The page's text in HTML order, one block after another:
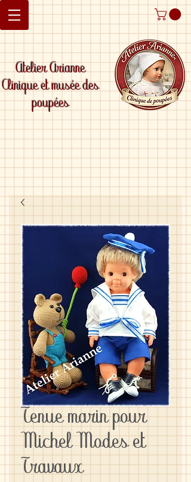
Atelier Arianne
Clinique et musée des
poupées
Tenue marin pour
Michel Modes et
Travaux